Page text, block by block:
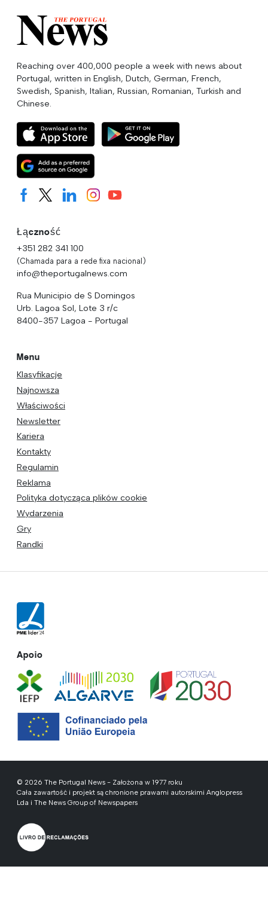
Reaching over 400,000 people a week with news about
Portugal, written in English, Dutch, German, French,
Swedish, Spanish, Italian, Russian, Romanian, Turkish and
Chinese.
Łączność
+351 282 341 100
(Chamada para a rede fixa nacional)
info@theportugalnews.com
Rua Municipio de S Domingos
Urb. Lagoa Sol, Lote 3 r/c
8400-357 Lagoa - Portugal
Menu
Klasyfikacje
Najnowsza
Właściwości
Newsletter
Kariera
Kontakty
Regulamin
Reklama
Polityka dotycząca plików cookie
Wydarzenia
Gry
Randki
Apoio
© 2026 The Portugal News - Założona w 1977 roku
Cała zawartość i projekt są chronione prawami autorskimi Anglopress
Lda i The News Group of Newspapers